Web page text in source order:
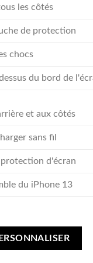
les côtés
de protection
chocs
du bord de
et aux côtés
sans fil
d'écran
du iPhone 13
iPhone 13 Tough